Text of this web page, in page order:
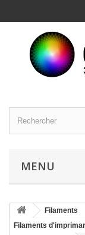
MENU
Filaments
Filaments